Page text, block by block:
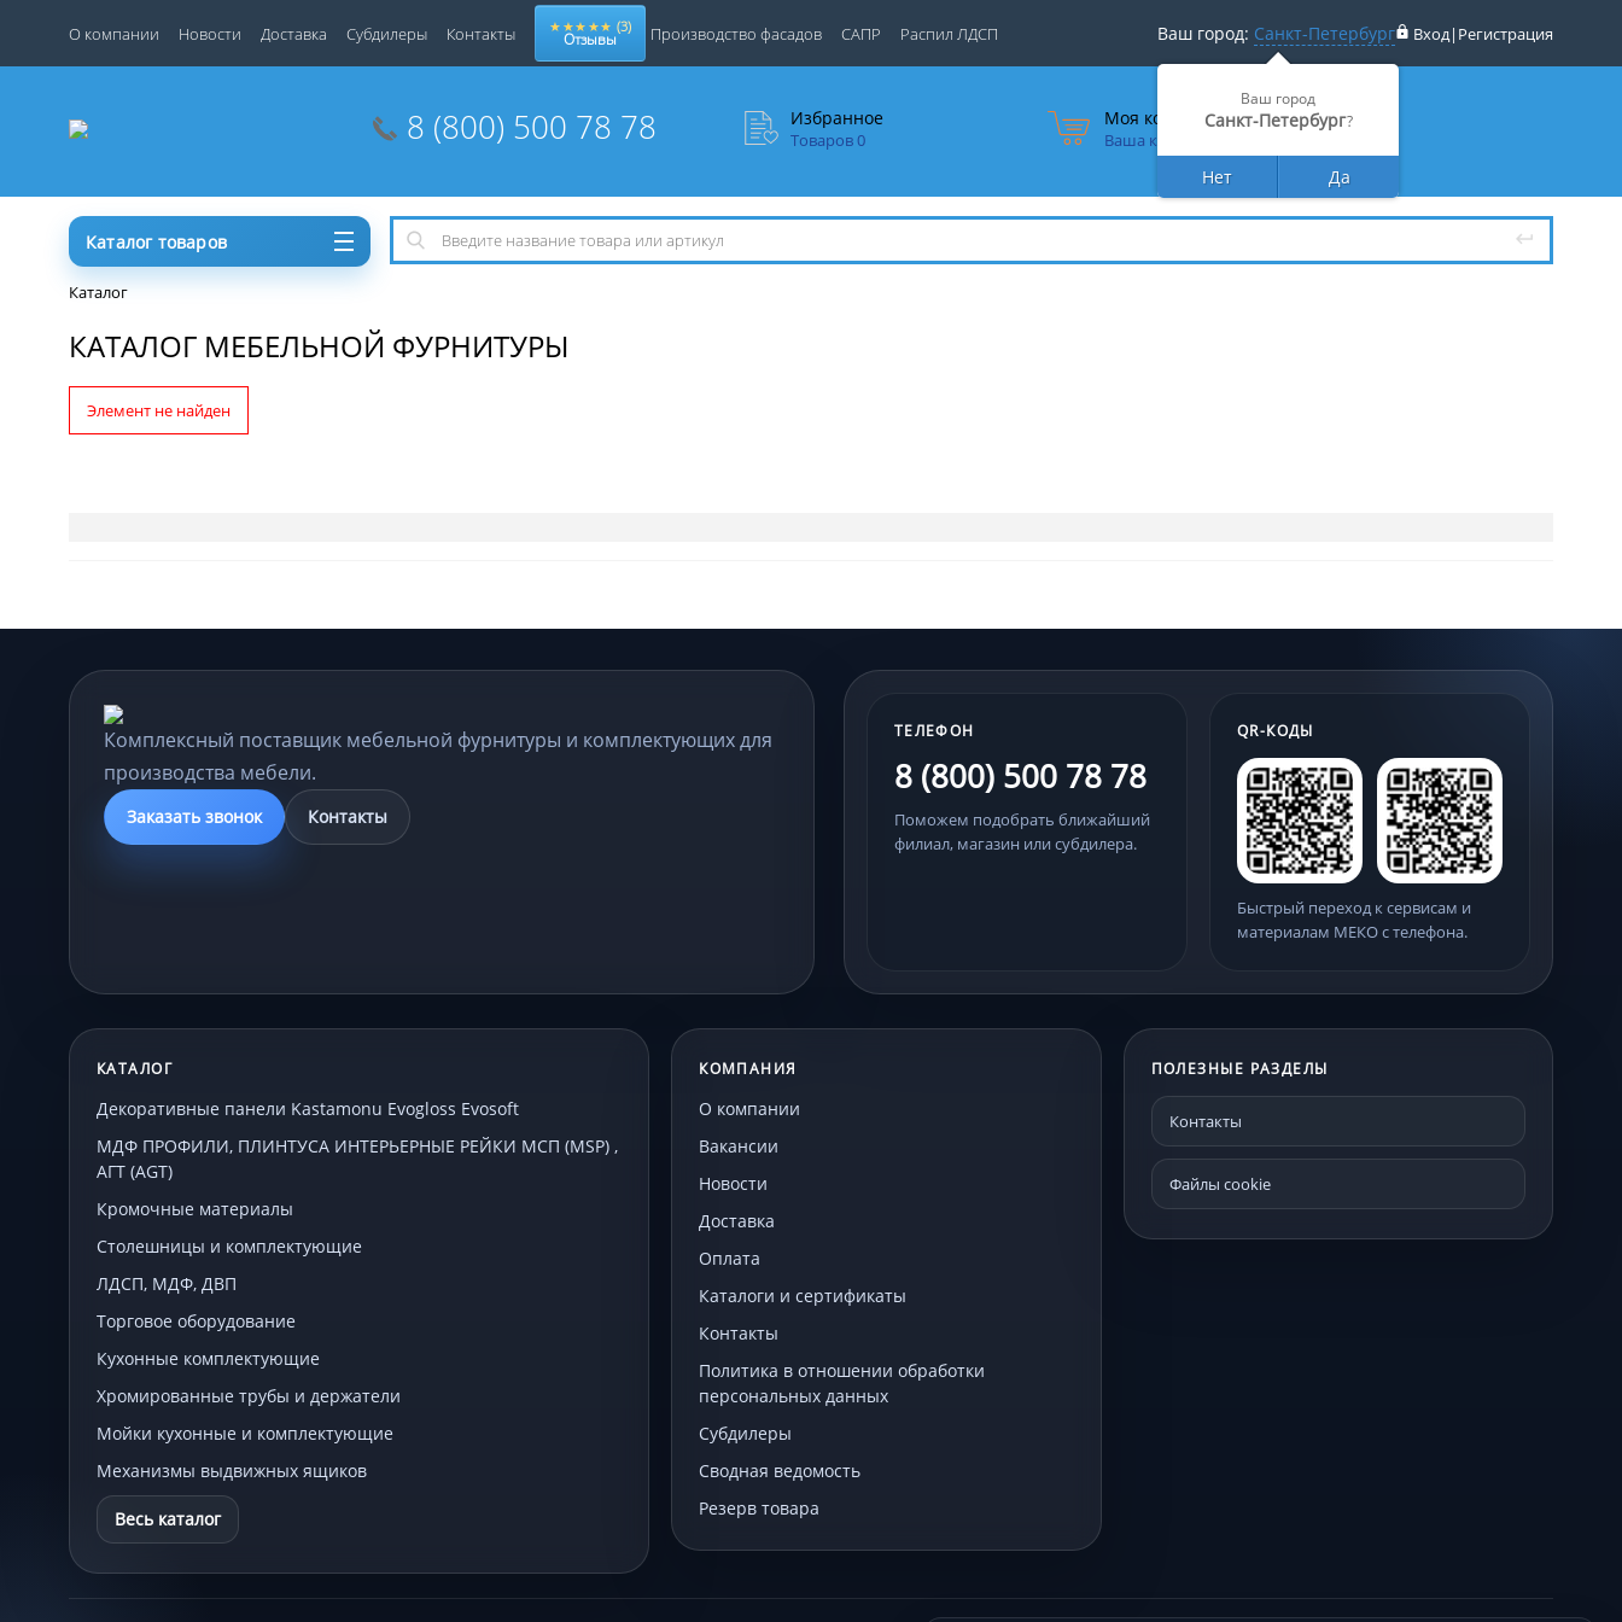
Ваш город: Санкт-Петербург
Ваш город
Санкт-Петербург?
Нет Да
Вход| Регистрация
О компании Новости Доставка Субдилеры Контакты ★★★★★ (3)
Отзывы Производство фасадов САПР Распил ЛДСП
8 (800) 500 78 78 Избранное
Товаров0
Моя корзина
Ваша корзина пуста
Каталог товаров
Каталог
КАТАЛОГ МЕБЕЛЬНОЙ ФУРНИТУРЫ
Элемент не найден
Комплексный поставщик мебельной фурнитуры и комплектующих для
производства мебели.
Заказать звонок Контакты
ТЕЛЕФОН
8 (800) 500 78 78
Поможем подобрать ближайший
филиал, магазин или субдилера.
QR-КОДЫ
Быстрый переход к сервисам и
материалам МЕКО с телефона.
КАТАЛОГ
Декоративные панели Kastamonu Evogloss Evosoft
МДФ ПРОФИЛИ, ПЛИНТУСА ИНТЕРЬЕРНЫЕ РЕЙКИ МСП (MSP) ,
АГТ (AGT)
Кромочные материалы
Столешницы и комплектующие
ЛДСП, МДФ, ДВП
Торговое оборудование
Кухонные комплектующие
Хромированные трубы и держатели
Мойки кухонные и комплектующие
Механизмы выдвижных ящиков
Весь каталог
КОМПАНИЯ
О компании
Вакансии
Новости
Доставка
Оплата
Каталоги и сертификаты
Контакты
Политика в отношении обработки
персональных данных
Субдилеры
Сводная ведомость
Резерв товара
ПОЛЕЗНЫЕ РАЗДЕЛЫ
Контакты
Файлы cookie